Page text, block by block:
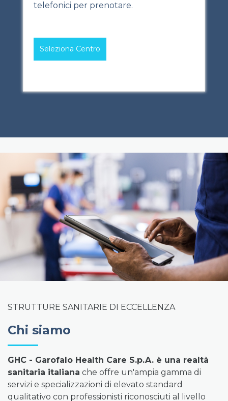
telefonici per prenotare.
Seleziona Centro
STRUTTURE SANITARIE DI ECCELLENZA
Chi siamo
GHC - Garofalo Health Care S.p.A. è una realtà
sanitaria italiana che offre un'ampia gamma di
servizi e specializzazioni di elevato standard
qualitativo con professionisti riconosciuti al livello